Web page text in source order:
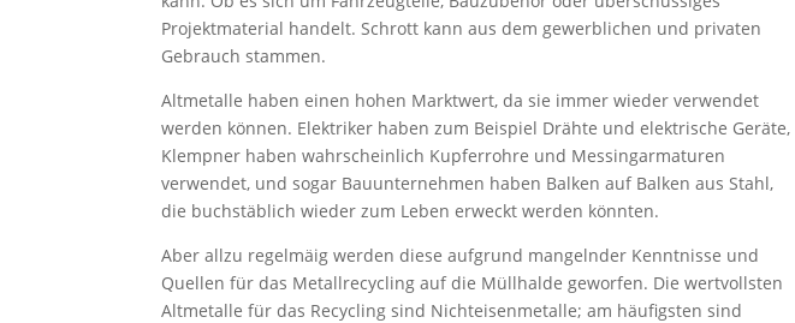
Projektmaterial handelt. Schrott kann aus dem gewerblichen und privaten
Gebrauch stammen.
Altmetalle haben einen hohen Marktwert, da sie immer wieder verwendet
werden können. Elektriker haben zum Beispiel Drähte und elektrische Geräte,
Klempner haben wahrscheinlich Kupferrohre und Messingarmaturen
verwendet, und sogar Bauunternehmen haben Balken auf Balken aus Stahl,
die buchstäblich wieder zum Leben erweckt werden könnten.
Aber allzu regelmäig werden diese aufgrund mangelnder Kenntnisse und
Quellen für das Metallrecycling auf die Müllhalde geworfen. Die wertvollsten
Altmetalle für das Recycling sind Nichteisenmetalle; am häufigsten sind